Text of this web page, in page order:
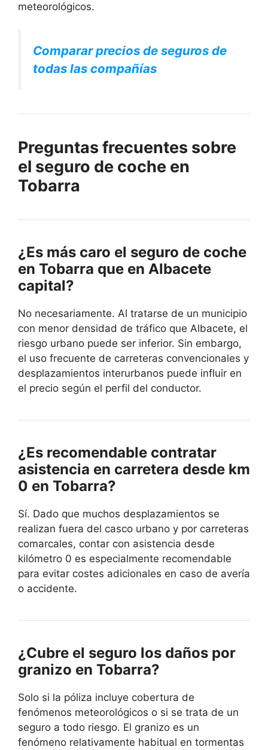
meteorológicos.
Comparar precios de seguros de
todas las compañías
Preguntas frecuentes sobre
el seguro de coche en
Tobarra
¿Es más caro el seguro de coche
en Tobarra que en Albacete
capital?
No necesariamente. Al tratarse de un municipio
con menor densidad de tráfico que Albacete, el
riesgo urbano puede ser inferior. Sin embargo,
el uso frecuente de carreteras convencionales y
desplazamientos interurbanos puede influir en
el precio según el perfil del conductor.
¿Es recomendable contratar
asistencia en carretera desde km
0 en Tobarra?
Sí. Dado que muchos desplazamientos se
realizan fuera del casco urbano y por carreteras
comarcales, contar con asistencia desde
kilómetro 0 es especialmente recomendable
para evitar costes adicionales en caso de avería
o accidente.
¿Cubre el seguro los daños por
granizo en Tobarra?
Solo si la póliza incluye cobertura de
fenómenos meteorológicos o si se trata de un
seguro a todo riesgo. El granizo es un
fenómeno relativamente habitual en tormentas